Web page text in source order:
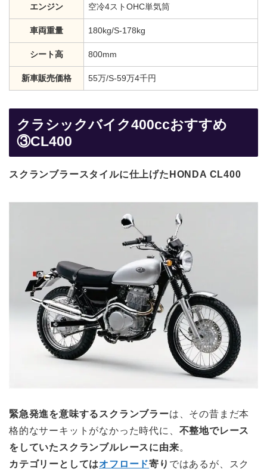
エンジン 空冷4ストOHC単気筒
車両重量 180kg/S-178kg
シート高 800mm
新車販売価格 55万/S-59万4千円
クラシックバイク400ccおすすめ
③CL400
スクランブラースタイルに仕上げたHONDA CL400
緊急発進を意味するスクランブラーは、その昔まだ本
格的なサーキットがなかった時代に、 不整地でレース
をしていたスクランブルレースに由来。
カテゴリーとしてはオフロード寄り ではあるが、スク